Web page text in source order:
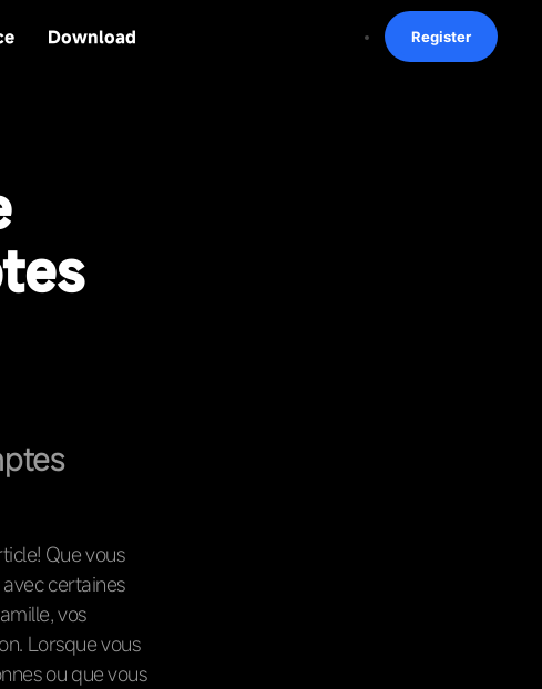
Download Register
Que vous
certaines
vos
Lorsque vous
ou que vous